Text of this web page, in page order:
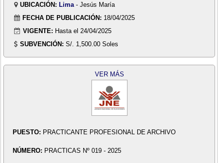
UBICACIÓN: Lima - Jesús María
FECHA DE PUBLICACIÓN: 18/04/2025
VIGENTE: Hasta el 24/04/2025
SUBVENCIÓN: S/. 1,500.00 Soles
VER MÁS
PUESTO: PRACTICANTE PROFESIONAL DE ARCHIVO
NÚMERO: PRACTICAS Nº 019 - 2025